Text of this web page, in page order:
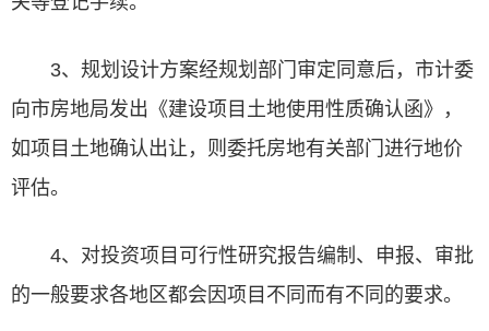
3、规划设计方案经规划部门审定同意后，市计委
向市房地局发出《建设项目土地使用性质确认函》，
如项目土地确认出让，则委托房地有关部门进行地价
评估。
4、对投资项目可行性研究报告编制、申报、审批
的一般要求各地区都会因项目不同而有不同的要求。